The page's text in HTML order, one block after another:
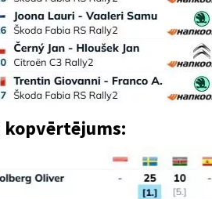
kopvērtējums: